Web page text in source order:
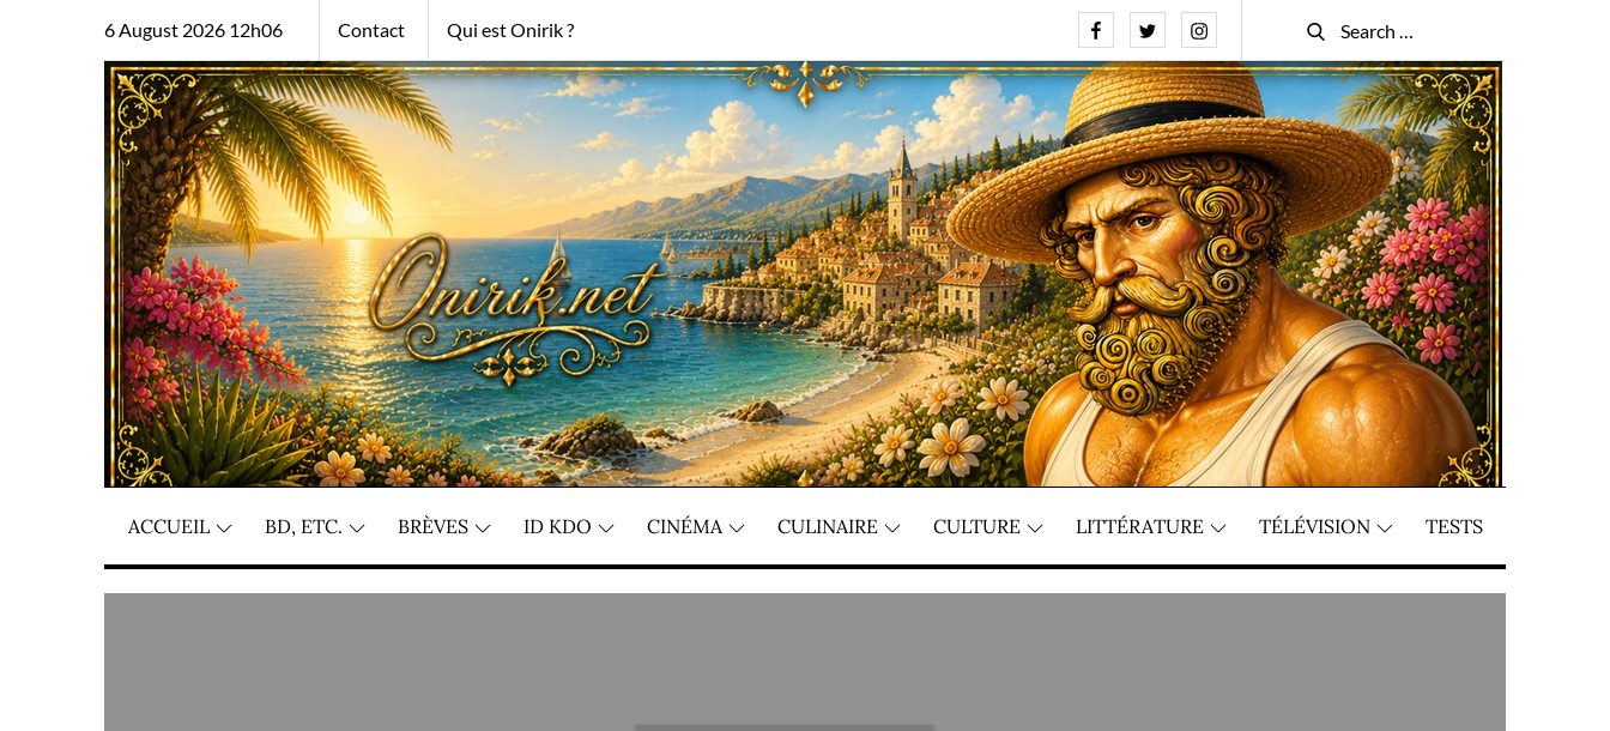
6 August 2026 12h06 Contact Qui est Onirik ? FacebookTwitterInstagram
Search
for:
Search
ACCUEIL BD, ETC. BRÈVES ID KDO CINÉMA CULINAIRE CULTURE LITTÉRATURE TÉLÉVISION TESTS